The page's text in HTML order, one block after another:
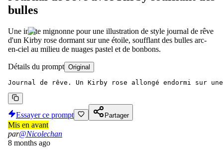
bulles
Une invite mignonne pour une illustration de style journal de rêve
d'un Kirby rose dormant sur une étoile, soufflant des bulles arc-
en-ciel au milieu de nuages pastel et de bonbons.
Détails du prompt Original
Journal de rêve. Un Kirby rose allongé endormi sur
Essayer ce prompt Partager
Mis en avant
par@Nicolechan
8 months ago